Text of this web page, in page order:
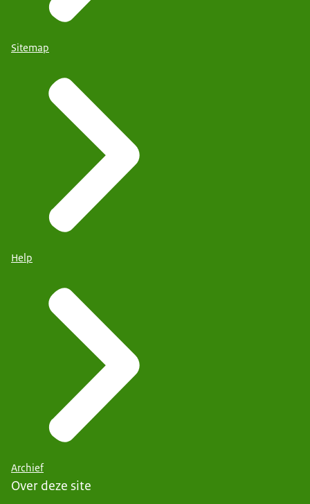
Sitemap
Help
Archief
Over deze site